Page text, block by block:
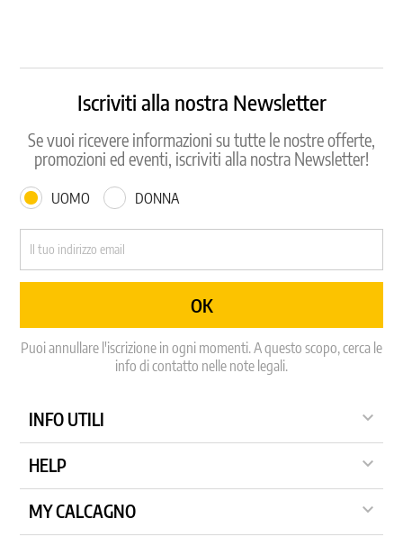
Iscriviti alla nostra Newsletter
Se vuoi ricevere informazioni su tutte le nostre offerte,
promozioni ed eventi, iscriviti alla nostra Newsletter!
UOMO DONNA
Puoi annullare l'iscrizione in ogni momenti. A questo scopo, cerca le
info di contatto nelle note legali.
INFO UTILI 
HELP 
MY CALCAGNO 